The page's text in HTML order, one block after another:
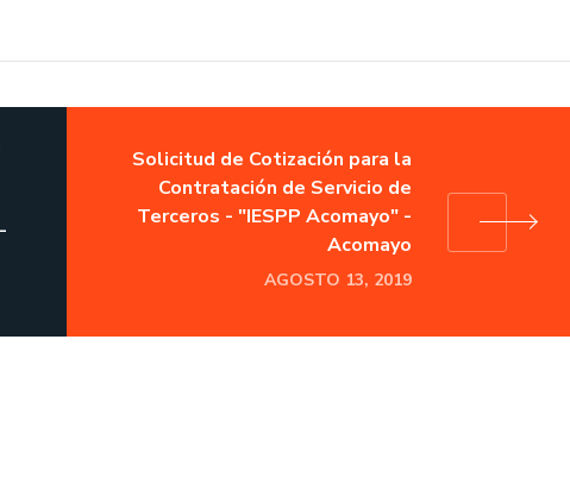
Solicitud de Cotización para la
Contratación de Servicio de
Terceros - "IESPP Acomayo" -
Acomayo
AGOSTO 13, 2019